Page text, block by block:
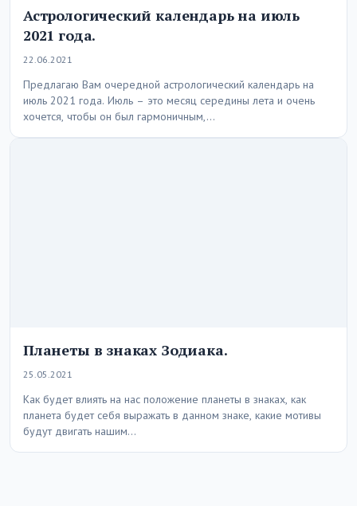
Астрологический календарь на июль
2021 года.
22.06.2021
Предлагаю Вам очередной астрологический календарь на
июль 2021 года. Июль – это месяц середины лета и очень
хочется, чтобы он был гармоничным,…
Планеты в знаках Зодиака.
25.05.2021
Как будет влиять на нас положение планеты в знаках, как
планета будет себя выражать в данном знаке, какие мотивы
будут двигать нашим…